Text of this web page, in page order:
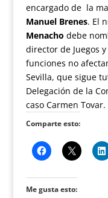
encargado de la
Manuel Brenes. El
Menacho debe
director de Juegos
funciones no
Sevilla, que sigue
Delegación de la
caso Carmen Tovar.
Comparte esto:
Me gusta esto: